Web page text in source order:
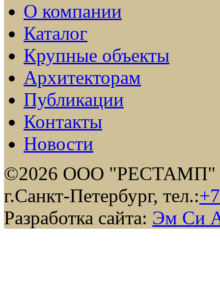
О компании
Каталог
Крупные объекты
Архитекторам
Публикации
Контакты
Новости
©2026 ООО "РЕСТАМП"
г.Санкт-Петербург, тел.:
Разработка сайта: Эм Си